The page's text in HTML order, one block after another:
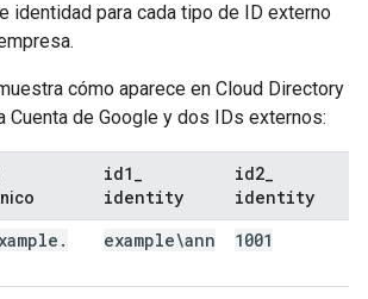
identidad para cada tipo de ID externo
cómo aparece en Cloud Directory
Cuenta de Google y dos IDs externos:
id1
identity
id2
identity
.
example\ann 1001